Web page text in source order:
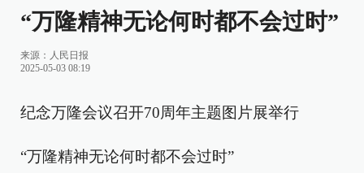
“万隆精神无论何时都不会过时”
来源： 人民日报
2025-05-03 08:19
纪念万隆会议召开70周年主题图片展举行
“万隆精神无论何时都不会过时”